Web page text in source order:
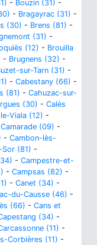
- Bouzin (31) -
- Bragayrac (31) -
(30) - Brens (81) -
(31) -
(12) - Brouilla
- Brugnens (32) -
sur-Tarn (31) -
- Cabestany (66) -
(81) - Cahuzac-sur-
(30) - Calès
Viala (12) -
Camarade (09) -
- Cambon-lès-
(81) -
- Campestre-et-
- Campsas (82) -
- Canet (34) -
du-Causse (46) -
(66) - Cans et
(34) -
(11) -
Corbières (11) -